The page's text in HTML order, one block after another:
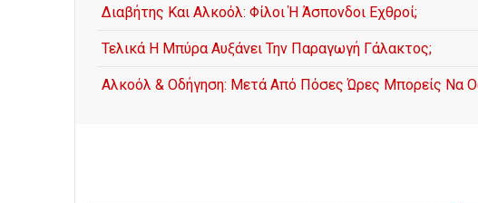
Διαβήτης Και Αλκοόλ: Φίλοι Ή Άσπονδοι Εχθροί;
Τελικά Η Μπύρα Αυξάνει Την Παραγωγή Γάλακτος;
Αλκοόλ & Οδήγηση: Μετά Από Πόσες Ώρες Μπορείς Να